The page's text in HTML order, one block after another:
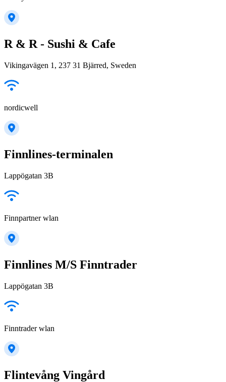
R & R - Sushi & Cafe
Vikingavägen 1, 237 31 Bjärred, Sweden
nordicwell
Finnlines-terminalen
Lappögatan 3B
Finnpartner wlan
Finnlines M/S Finntrader
Lappögatan 3B
Finntrader wlan
Flintevång Vingård